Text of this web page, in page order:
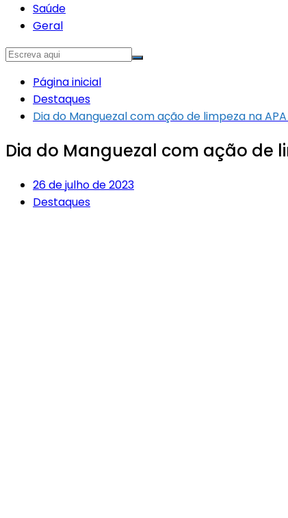
Saúde
Geral
Página inicial
Destaques
Dia do Manguezal com ação de limpeza na
Dia do Manguezal com ação de
26 de julho de 2023
Destaques